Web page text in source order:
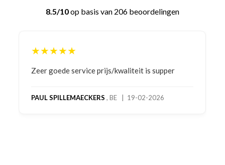
8.5/10op basis van 206 beoordelingen
★★★★★
Bestelling gedaan vanwege goede prijzen en
bestelling al ontvangen met gifts, waardoor je